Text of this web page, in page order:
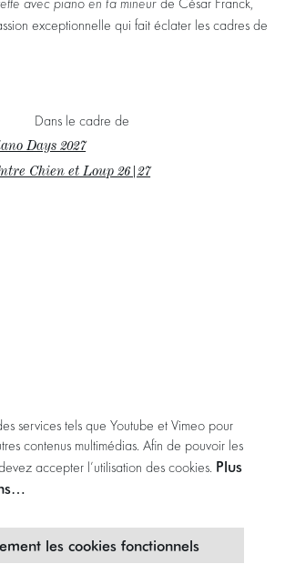
avec piano en fa mineur de César Franck,
exceptionnelle qui fait éclater les cadres de
Dans le cadre de
Days 2027
Chien et Loup 26|27
services tels que Youtube et Vimeo pour
contenus multimédias. Afin de pouvoir les
accepter l’utilisation des cookies. Plus
les cookies fonctionnels